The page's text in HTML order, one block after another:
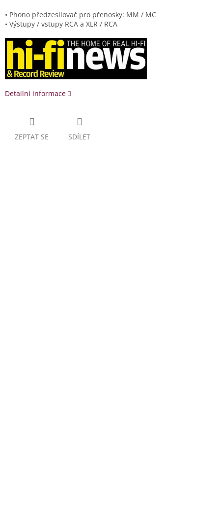
cena:
• Phono předzesilovač pro přenosky: MM / MC
• Výstupy / vstupy RCA a XLR / RCA
Detailní informace
ZEPTAT SE SDÍLET